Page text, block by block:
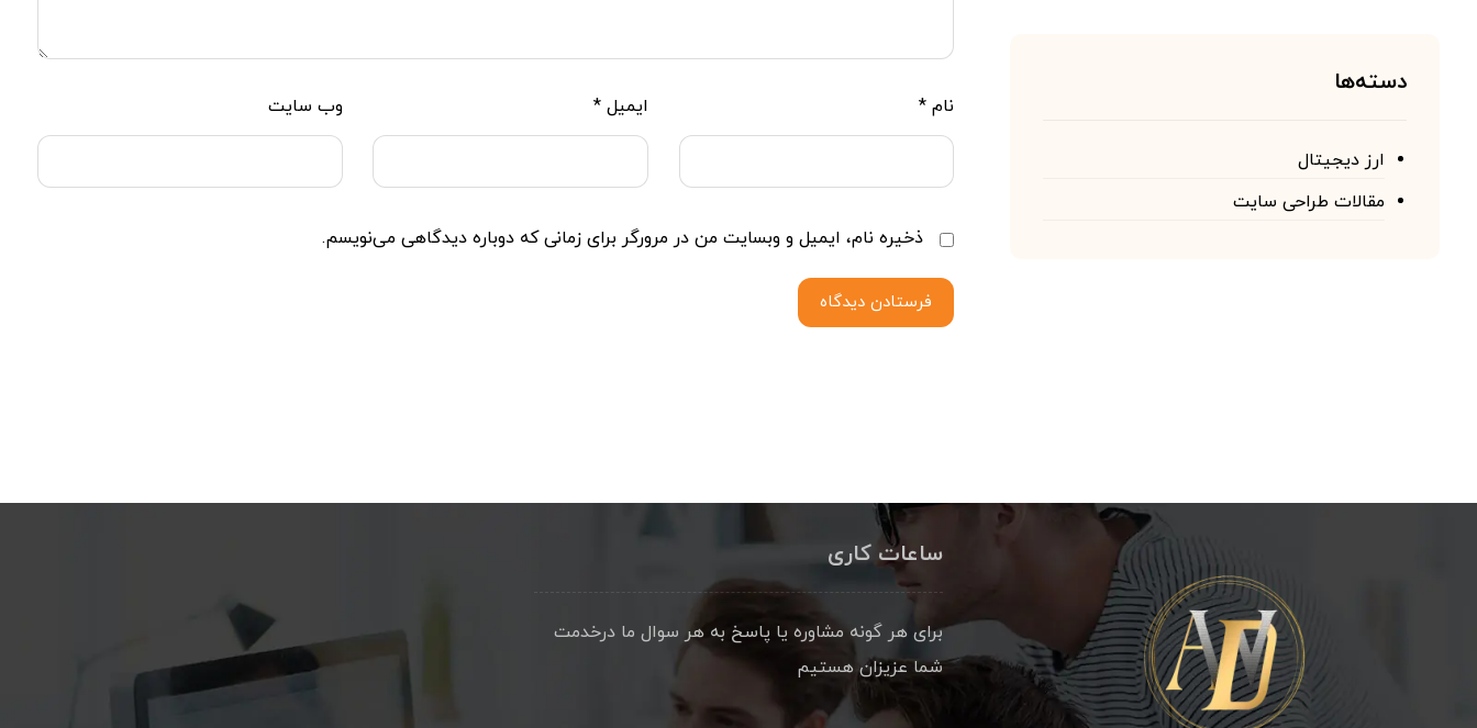
نام* ایمیل* وب‌ سایت
ذخیره نام، ایمیل و وبسایت من در مرورگر برای زمانی که دوباره دیدگاهی می‌نویسم.
فرستادن دیدگاه
دسته‌ها
ارز دیجیتال
مقالات طراحی سایت
ساعات کاری
برای هر گونه مشاوره یا پاسخ به هر سوال ما درخدمت
شما عزیزان هستیم